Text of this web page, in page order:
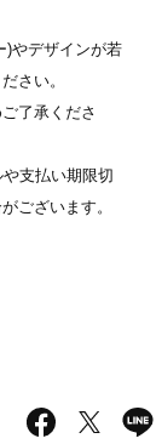
)やデザインが若
さい。
了承くださ
支払い期限切
ございます。